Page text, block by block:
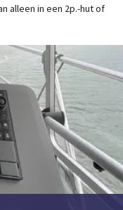
alleen in een 2p.-hut of